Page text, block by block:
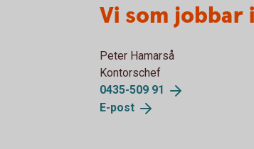
Vi som jobbar
Peter Hamarså
Kontorschef
0435-509 91
E-post